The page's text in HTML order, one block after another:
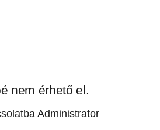
nem érhető el.
Administrator